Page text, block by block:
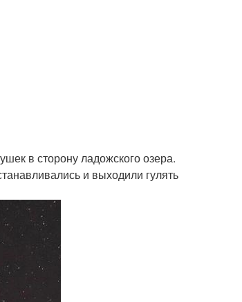
в сторону ладожского озера.
и выходили гулять